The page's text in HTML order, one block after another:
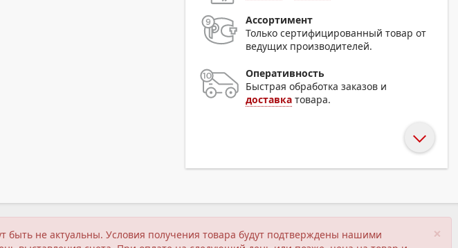
Ассортимент
Только сертифицированный товар от
ведущих производителей.
Оперативность
Быстрая обработка заказов и
доставка товара.
×
быть не актуальны. Условия получения товара будут подтверждены нашими